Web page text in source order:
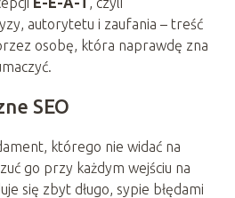
autorytetu i zaufania – treść
osobę, która naprawdę zna
SEO
którego nie widać na
go przy każdym wejściu na
się zbyt długo, sypie błędami